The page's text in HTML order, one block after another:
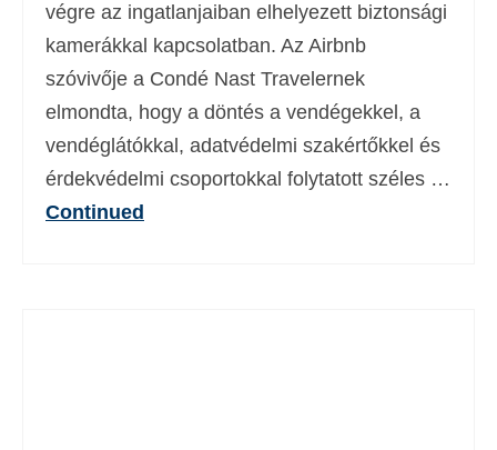
végre az ingatlanjaiban elhelyezett biztonsági
kamerákkal kapcsolatban. Az Airbnb
szóvivője a Condé Nast Travelernek
elmondta, hogy a döntés a vendégekkel, a
vendéglátókkal, adatvédelmi szakértőkkel és
érdekvédelmi csoportokkal folytatott széles …
Continued